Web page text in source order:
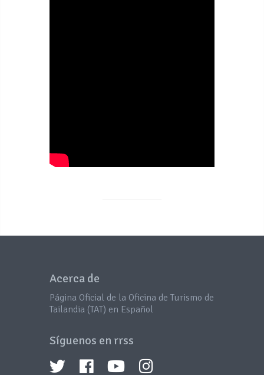
Acerca de
Página Oficial de la Oficina de Turismo de
Tailandia (TAT) en Español
Síguenos en rrss